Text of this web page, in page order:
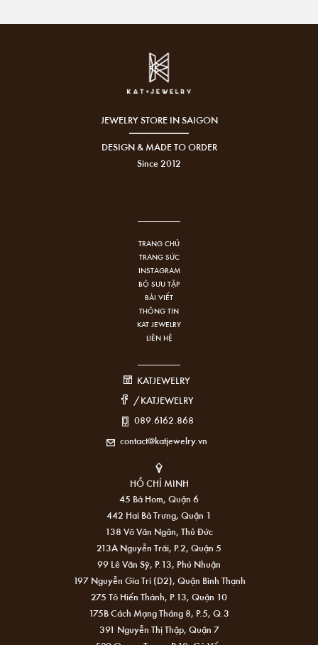
JEWELRY STORE IN SAIGON
DESIGN & MADE TO ORDER
Since 2012
TRANG CHỦ
TRANG SỨC
INSTAGRAM
BỘ SƯU TẬP
BÀI VIẾT
THÔNG TIN
KAT JEWELRY
LIÊN HỆ
KATJEWELRY
/KATJEWELRY
089.6162.868
contact@katjewelry.vn
HỒ CHÍ MINH
45 Bà Hom, Quận 6
442 Hai Bà Trưng, Quận 1
138 Võ Văn Ngân, Thủ Đức
213A Nguyễn Trãi, P.2, Quận 5
99 Lê Văn Sỹ, P.13, Phú Nhuận
197 Nguyễn Gia Trí (D2), Quận Bình Thạnh
275 Tô Hiến Thành, P.13, Quận 10
175B Cách Mạng Tháng 8, P.5, Q.3
391 Nguyễn Thị Thập, Quận 7